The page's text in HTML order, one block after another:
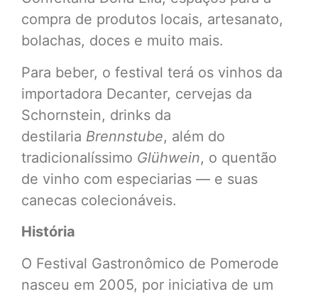
compra de produtos locais, artesanato,
bolachas, doces e muito mais.
Para beber, o festival terá os vinhos da
importadora Decanter, cervejas da
Schornstein, drinks da
destilaria Brennstube, além do
tradicionalíssimo Glühwein, o quentão
de vinho com especiarias — e suas
canecas colecionáveis.
História
O Festival Gastronômico de Pomerode
nasceu em 2005, por iniciativa de um